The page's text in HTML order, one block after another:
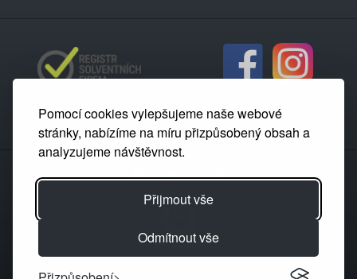
Pomocí cookies vylepšujeme naše webové
stránky, nabízíme na míru přizpůsobený obsah a
analyzujeme návštěvnost.
Přijmout vše
Odmítnout vše
Partnerský portál